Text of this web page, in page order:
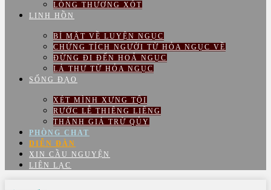
LÒNG THƯƠNG XÓT
LINH HỒN
BÍ MẬT VỀ LUYỆN NGỤC
CHỨNG TÍCH NGƯỜI TỪ HỎA NGỤC VỀ
ĐỪNG ĐI ĐẾN HOẢ NGỤC
LÁ THƯ TỪ HỎA NGỤC
SỐNG ĐẠO
XÉT MÌNH XƯNG TỘI
RƯỚC LỄ THIÊNG LIÊNG
THÁNH GIÁ TRỪ QỦY
PHÒNG CHAT
DIỄN ĐÀN
XIN CẦU NGUYỆN
LIÊN LẠC